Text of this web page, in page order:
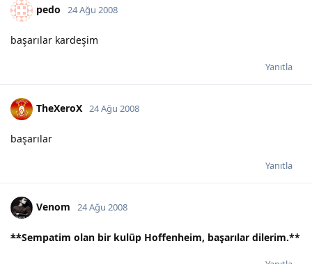
pedo 24 Ağu 2008
başarılar kardeşim
Yanıtla
TheXeroX 24 Ağu 2008
başarılar
Yanıtla
Venom 24 Ağu 2008
**Sempatim olan bir kulüp Hoffenheim, başarılar dilerim.**